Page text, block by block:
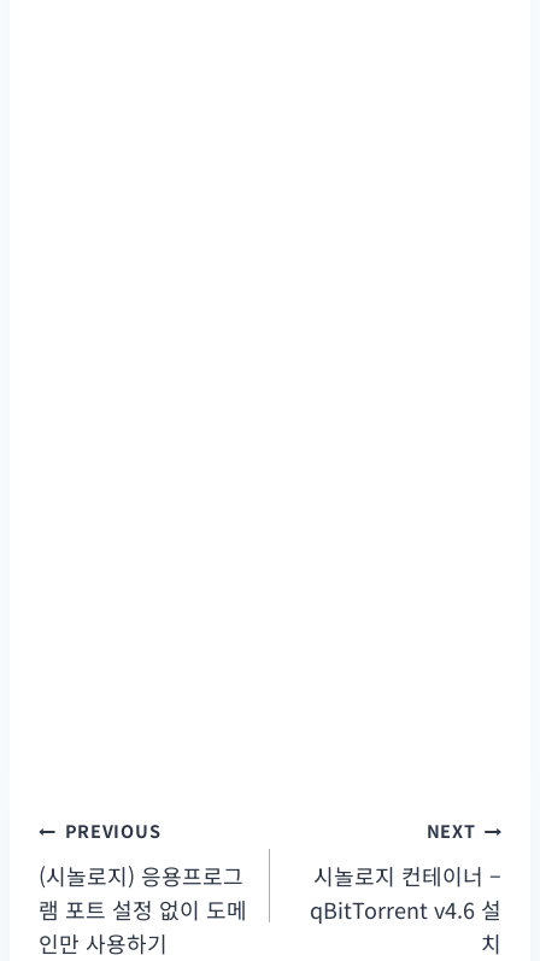
글
탐
색
PREVIOUS
(시놀로지) 응용프로그
램 포트 설정 없이 도메
인만 사용하기
NEXT
시놀로지 컨테이너 –
qBitTorrent v4.6 설
치